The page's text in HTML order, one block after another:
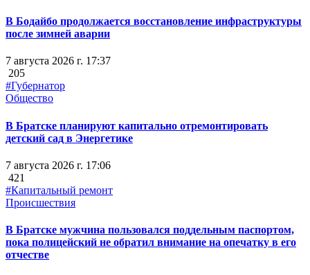
В Бодайбо продолжается восстановление инфраструктуры
после зимней аварии
7 августа 2026 г. 17:37
205
#Губернатор
Общество
В Братске планируют капитально отремонтировать
детский сад в Энергетике
7 августа 2026 г. 17:06
421
#Капитальный ремонт
Происшествия
В Братске мужчина пользовался поддельным паспортом,
пока полицейский не обратил внимание на опечатку в его
отчестве